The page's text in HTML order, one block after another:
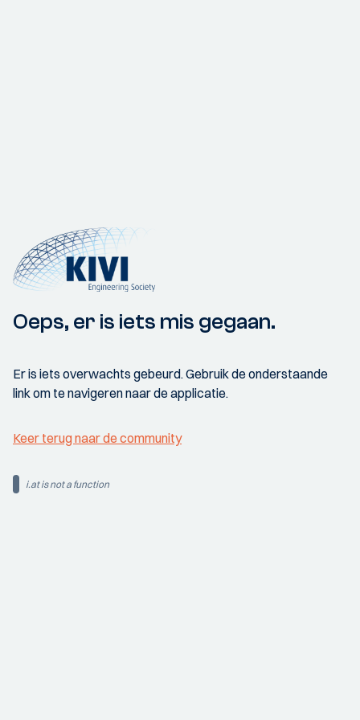
Oeps, er is iets mis gegaan.
Er is iets overwachts gebeurd. Gebruik de onderstaande
link om te navigeren naar de applicatie.
Keer terug naar de community
i.at is not a function